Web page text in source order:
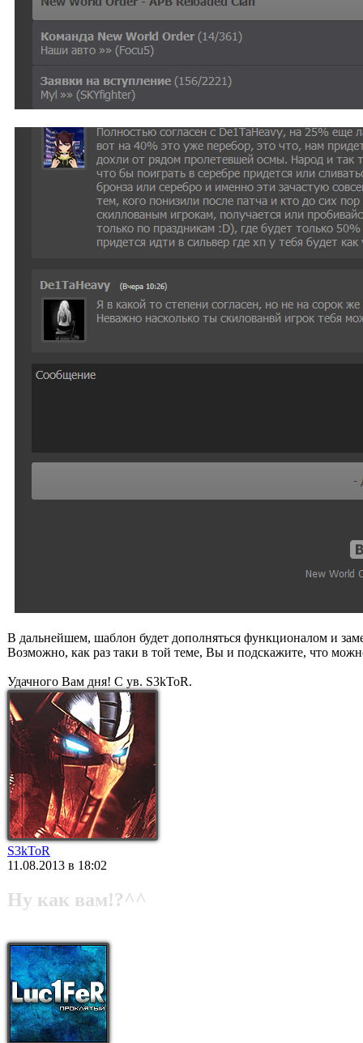
В дальнейшем, шаблон будет дополняться функционалом и
Возможно, как раз таки в той теме, Вы и подскажите, что
Удачного Вам дня! С ув. S3kToR.
S3kToR
11.08.2013 в 18:02
Ну как вам!?^^